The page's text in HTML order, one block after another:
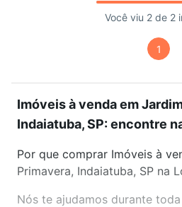
Você viu 2 de 2
1
Imóveis à venda em
Indaiatuba, SP: encontre
Por que comprar Imóveis à
Primavera, Indaiatuba, SP na
Nós te ajudamos durante